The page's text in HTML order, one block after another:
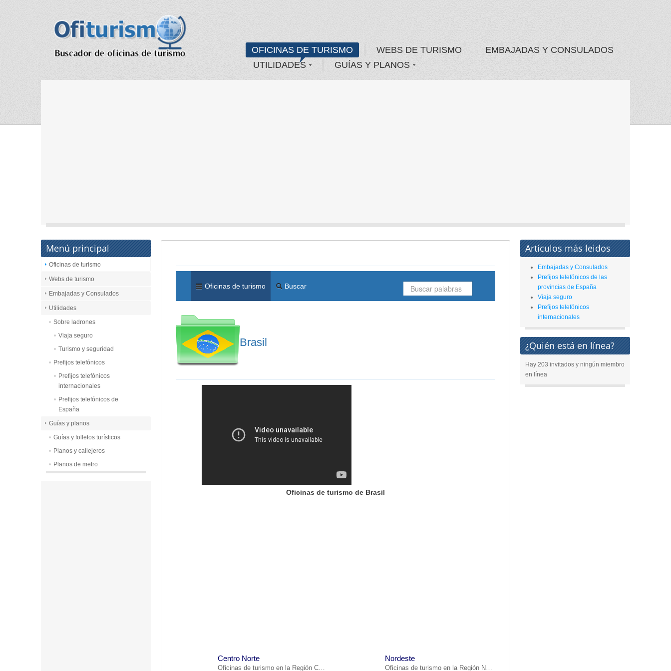
OFICINAS DE TURISMO WEBS DE TURISMO
EMBAJADAS Y CONSULADOS
UTILIDADES
GUÍAS Y PLANOS
Oficinas de turismo Buscar
Brasil
Oficinas de turismo de Brasil
Centro Norte
Oficinas de turismo en la Región Centro Norte
Nordeste
Oficinas de turismo en la Región Nordeste
Menú principal
Oficinas de turismo
Webs de turismo
Embajadas y Consulados
Utilidades
Sobre ladrones
Viaja seguro
Turismo y seguridad
Prefijos telefónicos
Prefijos telefónicos
internacionales
Prefijos telefónicos de
España
Guías y planos
Guías y folletos turísticos
Planos y callejeros
Planos de metro
Artículos más leidos
Embajadas y Consulados
Prefijos telefónicos de las
provincias de España
Viaja seguro
Prefijos telefónicos
internacionales
¿Quién está en línea?
Hay 203 invitados y ningún miembro
en línea